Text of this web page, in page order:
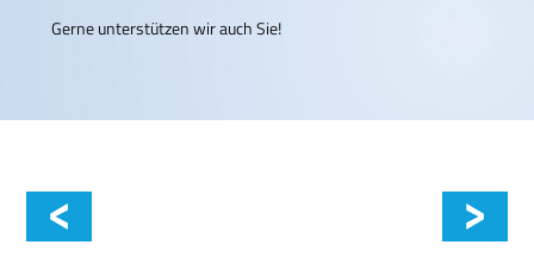
Gerne unterstützen wir auch Sie!